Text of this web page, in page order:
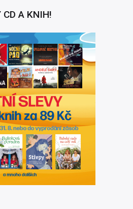
CD A KNIH!